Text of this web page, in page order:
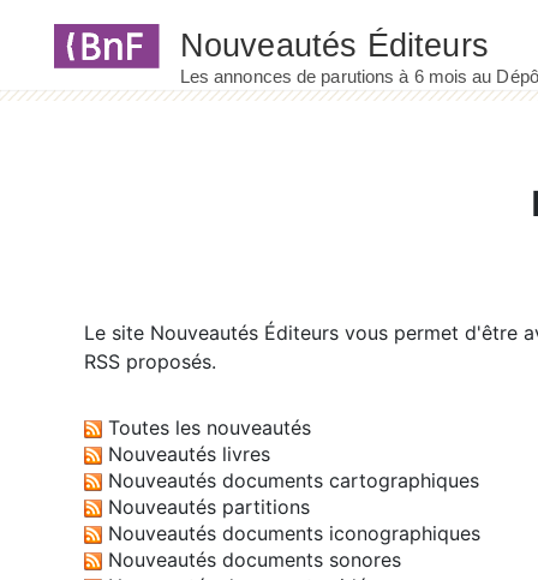
Le site Nouveautés Éditeurs vous permet d'être
RSS proposés.
Toutes les nouveautés
Nouveautés livres
Nouveautés documents cartographiques
Nouveautés partitions
Nouveautés documents iconographiques
Nouveautés documents sonores